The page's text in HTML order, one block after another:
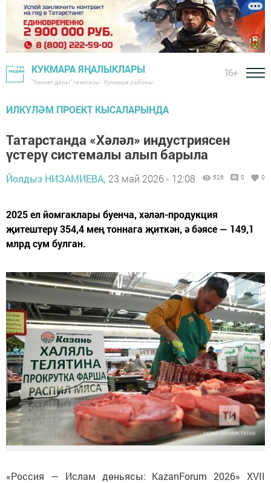
КУКМАРА ЯҢАЛЫКЛАРЫ
"Хезмәт даны" газетасы - Кукмара районы
16+
ИЛКҮЛӘМ ПРОЕКТ КЫСАЛАРЫНДА
Татарстанда «Хәләл» индустриясен
үстерү системалы алып барыла
Йолдыз НИЗАМИЕВА, 23 май 2026 - 12:08 526 0 0
2025 ел йомгаклары буенча, хәләл-продукция
җитештерү 354,4 мең тоннага җиткән, ә бәясе — 149,1
млрд сум булган.
«Россия — Ислам дөньясы: KazanForum 2026» XVII